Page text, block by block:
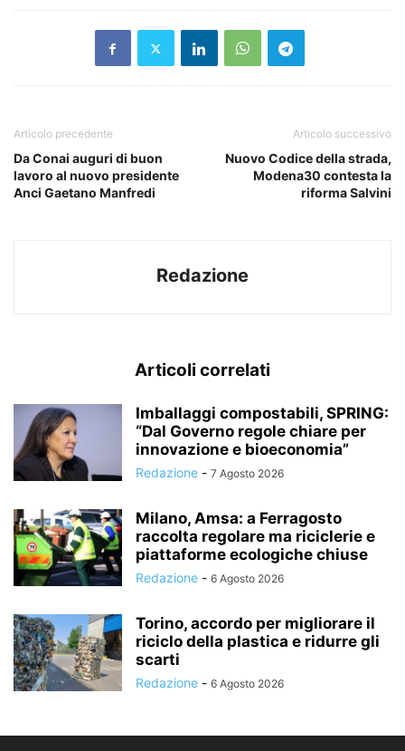
Articolo precedente
Da Conai auguri di buon
lavoro al nuovo presidente
Anci Gaetano Manfredi
Articolo successivo
Nuovo Codice della strada,
Modena30 contesta la
riforma Salvini
Redazione
Articoli correlati
Imballaggi compostabili, SPRING:
“Dal Governo regole chiare per
innovazione e bioeconomia”
Redazione - 7 Agosto 2026
Milano, Amsa: a Ferragosto
raccolta regolare ma riciclerie e
piattaforme ecologiche chiuse
Redazione - 6 Agosto 2026
Torino, accordo per migliorare il
riciclo della plastica e ridurre gli
scarti
Redazione - 6 Agosto 2026